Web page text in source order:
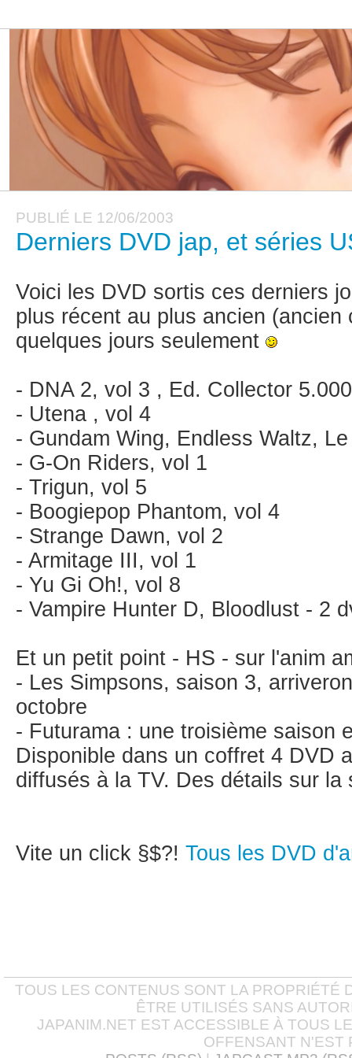
PUBLIÉ LE 12/06/2003
Derniers DVD jap, et séries
Voici les DVD sortis ces derniers
plus récent au plus ancien
quelques jours seulement
- DNA 2, vol 3 , Ed. Collector
- Utena , vol 4
- Gundam Wing, Endless Waltz,
- G-On Riders, vol 1
- Trigun, vol 5
- Boogiepop Phantom, vol 4
- Strange Dawn, vol 2
- Armitage III, vol 1
- Yu Gi Oh!, vol 8
- Vampire Hunter D, Bloodlust - 2
Et un petit point - HS - sur l'anim
- Les Simpsons, saison 3,
octobre
- Futurama : une troisième saison
Disponible dans un coffret 4 DVD
diffusés à la TV. Des détails sur
Vite un click §$?! Tous les DVD
TOUS LES CONTENUS SONT LA PROPRIÉTÉ
ÊTRE UTILISÉS SANS
JAPANIM.NET EST ACCESSIBLE À TOUS
OFFENSANT N'EST